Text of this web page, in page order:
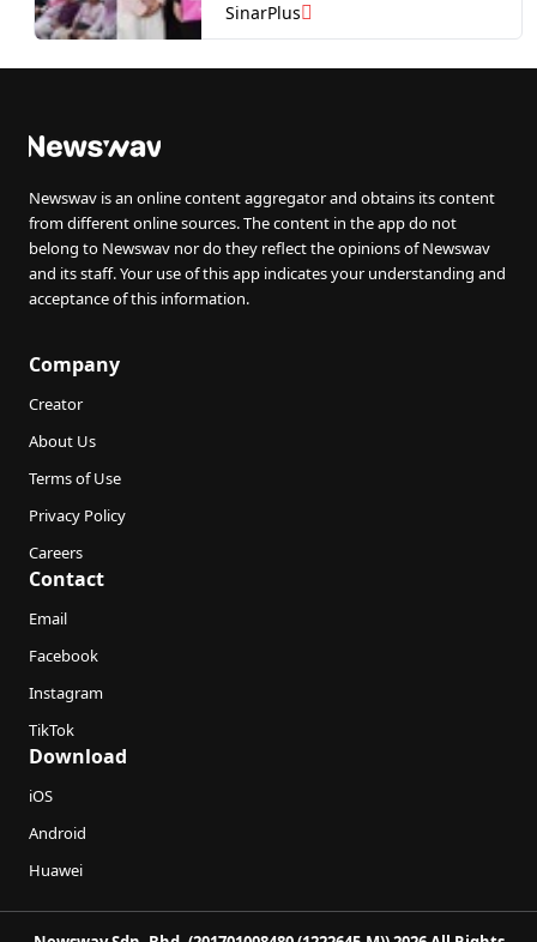
SinarPlus
Newswav is an online content aggregator and obtains its content
from different online sources. The content in the app do not
belong to Newswav nor do they reflect the opinions of Newswav
and its staff. Your use of this app indicates your understanding and
acceptance of this information.
Company
Creator
About Us
Terms of Use
Privacy Policy
Careers
Contact
Email
Facebook
Instagram
TikTok
Download
iOS
Android
Huawei